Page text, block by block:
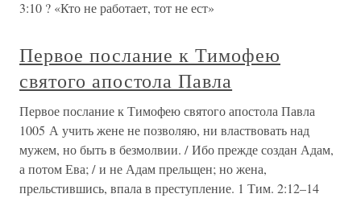
3:10 ? «Кто не работает, тот не ест»
Первое послание к Тимофею
святого апостола Павла
Первое послание к Тимофею святого апостола Павла
1005 А учить жене не позволяю, ни властвовать над
мужем, но быть в безмолвии. / Ибо прежде создан Адам,
а потом Ева; / и не Адам прельщен; но жена,
прельстившись, впала в преступление. 1 Тим. 2:12–14